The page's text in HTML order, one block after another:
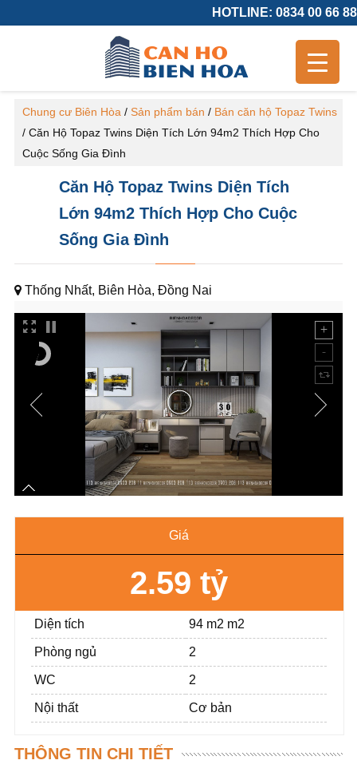
HOTLINE: 0834 00 66 88
Chung cư Biên Hòa / Sản phẩm bán / Bán căn hộ Topaz Twins
/ Căn Hộ Topaz Twins Diện Tích Lớn 94m2 Thích Hợp Cho
Cuộc Sống Gia Đình
Căn Hộ Topaz Twins Diện Tích
Lớn 94m2 Thích Hợp Cho Cuộc
Sống Gia Đình
Thống Nhất, Biên Hòa, Đồng Nai
Giá
2.59 tỷ
Diện tích 94 m2 m2
Phòng ngủ 2
WC 2
Nội thất Cơ bản
THÔNG TIN CHI TIẾT